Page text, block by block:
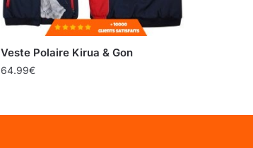
Veste Polaire Kirua & Gon
64.99€